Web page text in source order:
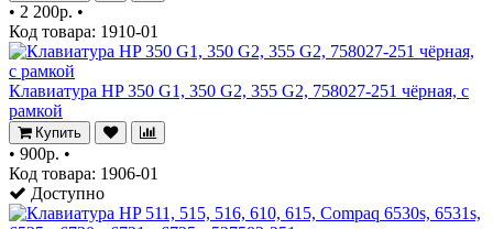
• 2 200р. •
Код товара: 1910-01
Клавиатура HP 350 G1, 350 G2, 355 G2, 758027-251 чёрная, с
рамкой
Купить
• 900р. •
Код товара: 1906-01
Доступно